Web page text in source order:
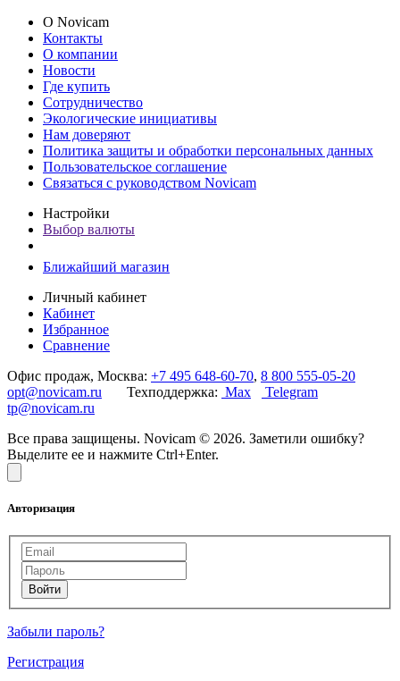
О Novicam
Контакты
О компании
Новости
Где купить
Сотрудничество
Экологические инициативы
Нам доверяют
Политика защиты и обработки персональных данных
Пользовательское соглашение
Связаться с руководством Novicam
Настройки
Выбор валюты
Ближайший магазин
Личный кабинет
Кабинет
Избранное
Сравнение
Офис продаж, Москва: +7 495 648-60-70, 8 800 555-05-20
opt@novicam.ru Техподдержка: Max
Telegram
tp@novicam.ru
Все права защищены. Novicam © 2026. Заметили ошибку?
Выделите ее и нажмите Ctrl+Enter.
Авторизация
Забыли пароль?
Регистрация